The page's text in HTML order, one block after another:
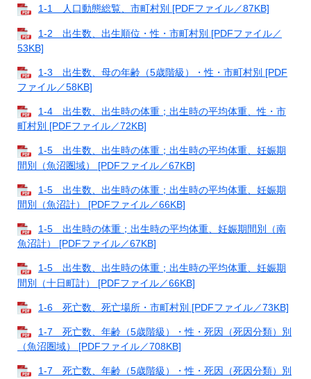
1-1 人口動態総覧、市町村別 [PDFファイル／87KB]
1-2 出生数、出生順位・性・市町村別 [PDFファイル／
53KB]
1-3 出生数、母の年齢（5歳階級）・性・市町村別 [PDF
ファイル／58KB]
1-4 出生数、出生時の体重；出生時の平均体重、性・市
町村別 [PDFファイル／72KB]
1-5 出生数、出生時の体重；出生時の平均体重、妊娠期
間別（魚沼圏域） [PDFファイル／67KB]
1-5 出生数、出生時の体重；出生時の平均体重、妊娠期
間別（魚沼計） [PDFファイル／66KB]
1-5 出生時の体重；出生時の平均体重、妊娠期間別（南
魚沼計） [PDFファイル／67KB]
1-5 出生数、出生時の体重；出生時の平均体重、妊娠期
間別（十日町計） [PDFファイル／66KB]
1-6 死亡数、死亡場所・市町村別 [PDFファイル／73KB]
1-7 死亡数、年齢（5歳階級）・性・死因（死因分類）別
（魚沼圏域） [PDFファイル／708KB]
1-7 死亡数、年齢（5歳階級）・性・死因（死因分類）別